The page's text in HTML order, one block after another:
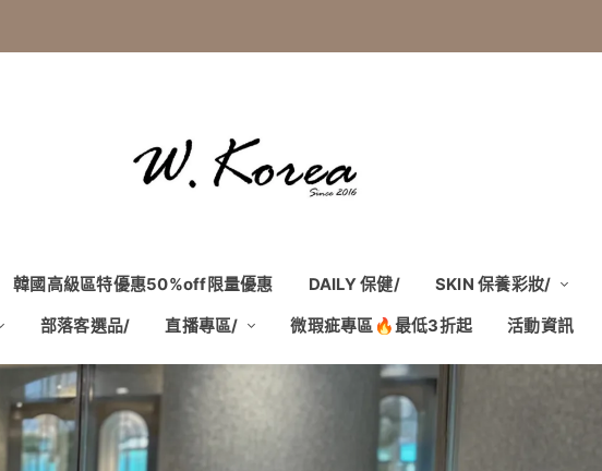
韓國高級區特優惠50%off限量優惠 DAILY 保健/ SKIN 保養彩妝/
部落客選品/ 直播專區/ 微瑕疵專區🔥最低3折起 活動資訊